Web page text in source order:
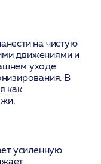
на чистую
движениями и
уходе
В
как
усиленную